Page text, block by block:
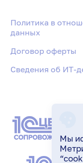
Мы
Политика в
данных
Договор оферты
Сведения об ИТ-